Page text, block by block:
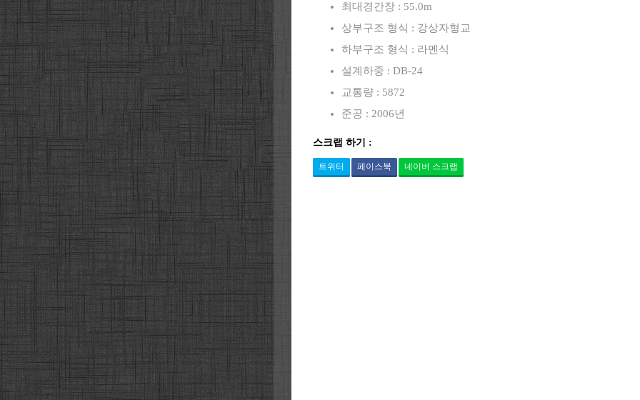
최대경간장 : 55.0m
상부구조 형식 : 강상자형교
하부구조 형식 : 라멘식
설계하중 : DB-24
교통량 : 5872
준공 : 2006년
스크랩 하기 :
트위터 페이스북 네이버 스크랩